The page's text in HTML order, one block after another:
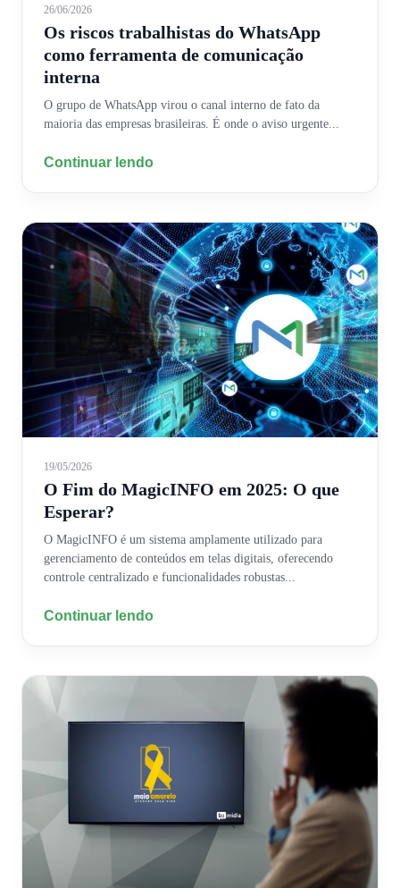
26/06/2026
Os riscos trabalhistas do WhatsApp
como ferramenta de comunicação
interna
O grupo de WhatsApp virou o canal interno de fato da
maioria das empresas brasileiras. É onde o aviso urgente...
Continuar lendo
19/05/2026
O Fim do MagicINFO em 2025: O que
Esperar?
O MagicINFO é um sistema amplamente utilizado para
gerenciamento de conteúdos em telas digitais, oferecendo
controle centralizado e funcionalidades robustas...
Continuar lendo